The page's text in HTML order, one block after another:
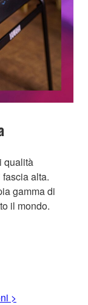
qualità
alta.
gamma di
il mondo.
>